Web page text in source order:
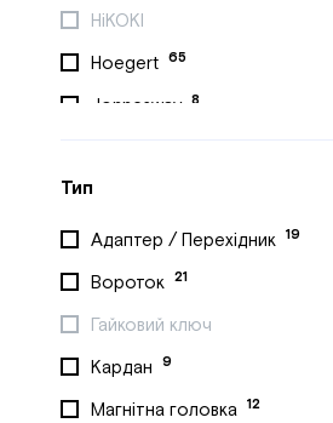
HiKOKI
Hoegert 65
Jonnesway 8
Kraft&Dele
Makita
Metabo
Mighty Seven
MILWAUKEE
Powermat
Тип
Адаптер / Перехідник 19
Вороток 21
Гайковий ключ
Кардан 9
Магнітна головка 12